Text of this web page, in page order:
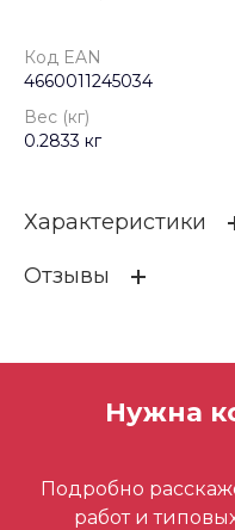
Код EAN
4660011245034
Вес (кг)
0.2833 кг
Характеристики
Код EAN
Отзывы
Отзывов ещё
Нужна
Подробно
работ и